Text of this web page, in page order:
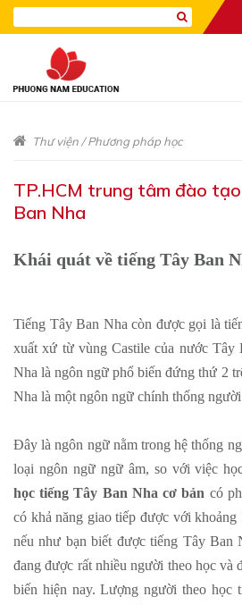
Thư viện/Phương pháp học
TP.HCM trung tâm đào
Ban Nha
Khái quát về tiếng Tây Ban
Tiếng Tây Ban Nha còn được gọi là
xuất xứ từ vùng Castile của nước Tây
Nha là ngôn ngữ phổ biến đứng thứ 2
Nha là một ngôn ngữ chính thống
Đây là ngôn ngữ nằm trong hệ thống
loại ngôn ngữ ngữ âm, so với việc
học tiếng Tây Ban Nha cơ bản có
có khả năng giao tiếp được với
nếu như bạn biết được tiếng Tây Ban
đang được rất nhiều người theo học và
biến hiện nay. Lượng người theo học